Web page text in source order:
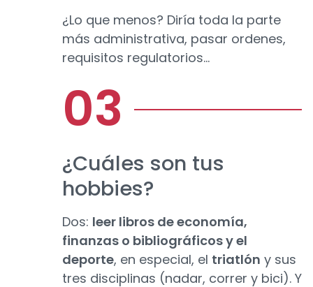
¿Lo que menos? Diría toda la parte
más administrativa, pasar ordenes,
requisitos regulatorios...
¿Cuáles son tus
hobbies?
Dos: leer libros de economía,
finanzas o bibliográficos y el
deporte, en especial, el triatlón y sus
tres disciplinas (nadar, correr y bici). Y